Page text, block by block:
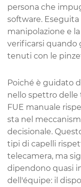
persona che
software.
manipolazione e
verificarsi quando
tenuti con le
Poiché è guidato
nello spettro delle
FUE manuale
sta nel
decisionale.
tipi di capelli
telecamera, ma
dipendono quasi
dell'équipe: il